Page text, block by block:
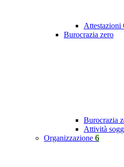
Attestazioni
Burocrazia zero
Burocrazia
Attività
Organizzazione 6